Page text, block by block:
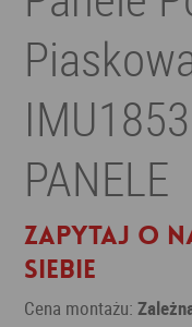
PANELE
Zapytaj o
siebie
Cena montażu: